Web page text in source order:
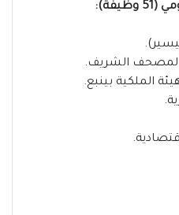
الشريف.
الملكية بينبع.